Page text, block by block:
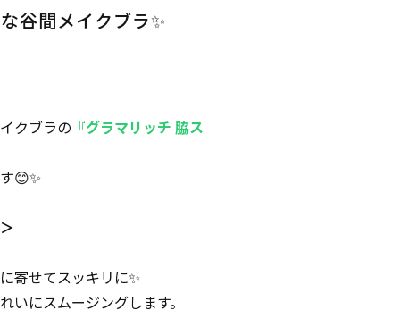
谷間メイクブラ✨
クブラの 『グラマリッチ 脇ス
😊✨
寄せてスッキリに✨
いにスムージングします。